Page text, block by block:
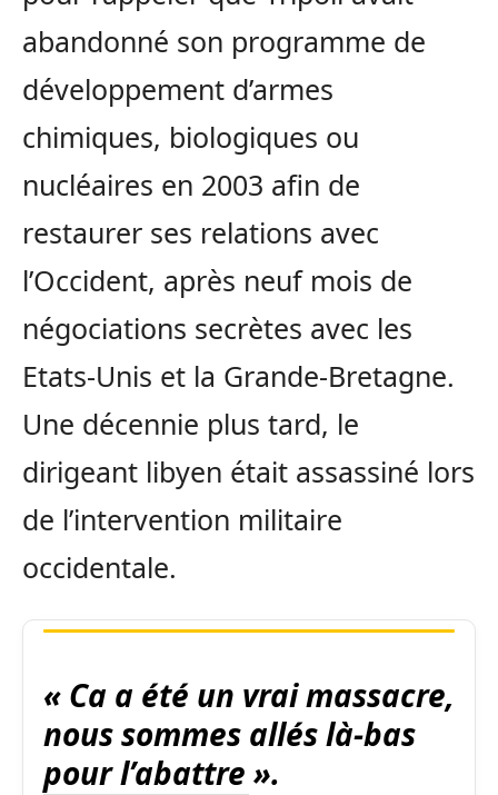
abandonné son programme de
développement d’armes
chimiques, biologiques ou
nucléaires en 2003 afin de
restaurer ses relations avec
l’Occident, après neuf mois de
négociations secrètes avec les
Etats-Unis et la Grande-Bretagne.
Une décennie plus tard, le
dirigeant libyen était assassiné lors
de l’intervention militaire
occidentale.
« Ca a été un vrai massacre,
nous sommes allés là-bas
pour l’abattre ».